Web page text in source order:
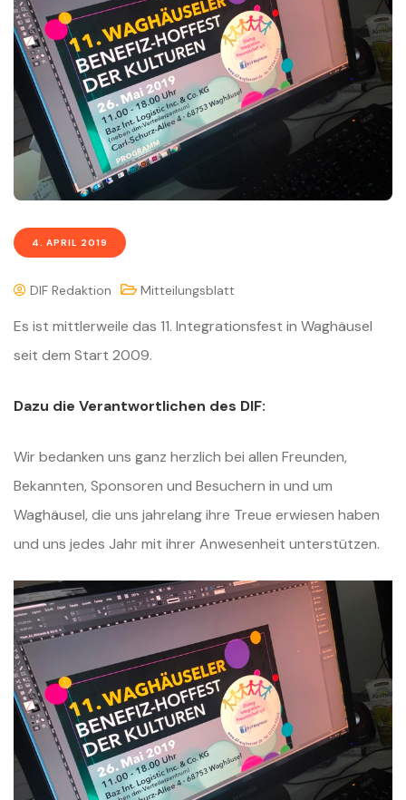
4. APRIL 2019
DIF Redaktion Mitteilungsblatt
Es ist mittlerweile das 11. Integrationsfest in Waghäusel
seit dem Start 2009.
Dazu die Verantwortlichen des DIF:
Wir bedanken uns ganz herzlich bei allen Freunden,
Bekannten, Sponsoren und Besuchern in und um
Waghäusel, die uns jahrelang ihre Treue erwiesen haben
und uns jedes Jahr mit ihrer Anwesenheit unterstützen.